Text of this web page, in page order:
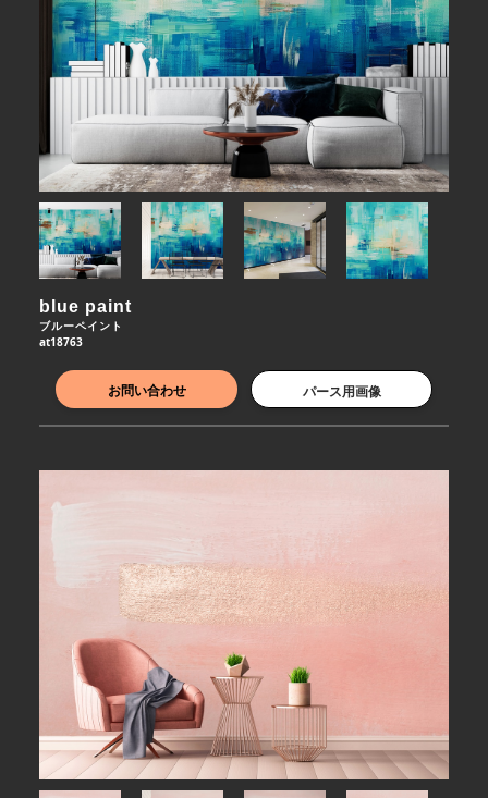
blue paint
ブルーペイント
at18763
お問い合わせ パース用画像